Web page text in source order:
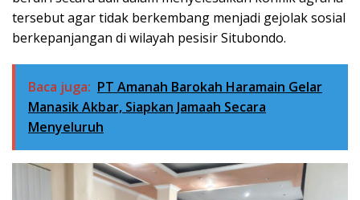
tersebut agar tidak berkembang menjadi gejolak sosial
berkepanjangan di wilayah pesisir Situbondo.
Baca juga: PT Amanah Barokah Haramain Gelar
Manasik Akbar, Siapkan Jamaah Secara
Menyeluruh